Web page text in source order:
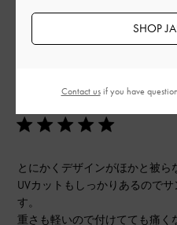
デザイン最高
とにかくデザインがほかと被ら
UVカットもしっかりあるので
す。
重さも軽いので付けてても痛く
SHOP
Contact usif you have